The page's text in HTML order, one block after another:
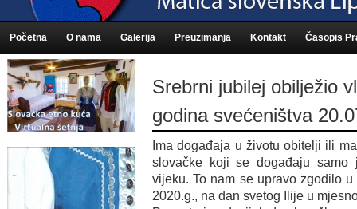
Početna O nama Galerija Preuzimanja Kontakt Časopis
Srebrni jubilej obilježio
godina svećeništva
Ima događaja u životu obitelji ili
slovačke koji se događaju samo
vijeku. To nam se upravo zgodilo
2020.g., na dan svetog Ilije u